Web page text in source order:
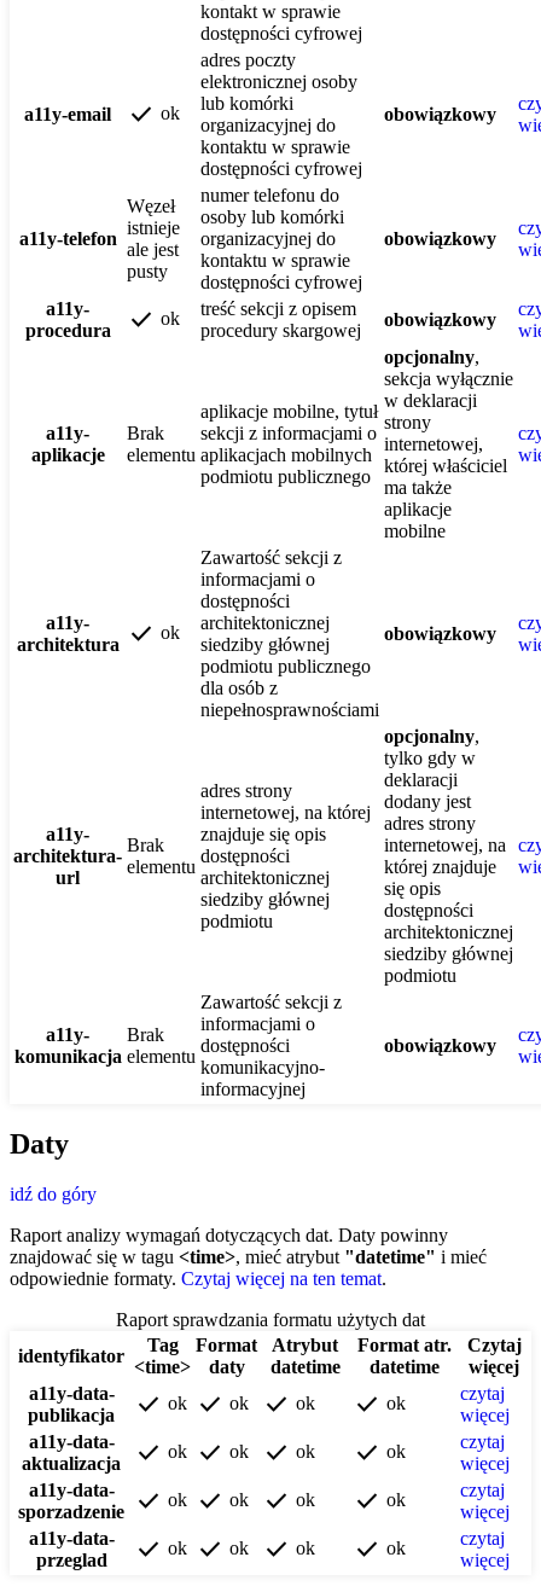
kontakt w sprawie
dostępności cyfrowej
a11y-email check ok
adres poczty
elektronicznej osoby
lub komórki
organizacyjnej do
kontaktu w sprawie
dostępności cyfrowej
obowiązkowy
a11y-telefon
Węzeł
istnieje
ale jest
pusty
numer telefonu do
osoby lub komórki
organizacyjnej do
kontaktu w sprawie
dostępności cyfrowej
obowiązkowy
a11y-
procedura
check ok
treść sekcji z opisem
procedury skargowej
obowiązkowy
a11y-
aplikacje
Brak
elementu
aplikacje mobilne, tytuł
sekcji z informacjami o
aplikacjach mobilnych
podmiotu publicznego
opcjonalny,
sekcja wyłącznie
w deklaracji
strony
internetowej,
której właściciel
ma także
aplikacje
mobilne
a11y-
architektura
check ok
Zawartość sekcji z
informacjami o
dostępności
architektonicznej
siedziby głównej
podmiotu publicznego
dla osób z
niepełnosprawnościami
obowiązkowy
a11y-
architektura-
url
Brak
elementu
adres strony
internetowej, na której
znajduje się opis
dostępności
architektonicznej
siedziby głównej
podmiotu
opcjonalny,
tylko gdy w
deklaracji
dodany jest
adres strony
internetowej, na
której znajduje
się opis
dostępności
architektonicznej
siedziby głównej
podmiotu
a11y-
komunikacja
Brak
elementu
Zawartość sekcji z
informacjami o
dostępności
komunikacyjno-
informacyjnej
obowiązkowy
Daty
idź do góry
Raport analizy wymagań dotyczących dat. Daty powinny
znajdować się w tagu <time>, mieć atrybut "datetime" i mieć
odpowiednie formaty. Czytaj więcej na ten temat.
Raport sprawdzania formatu użytych dat
identyfikator
Tag
<time>
Format
daty
Atrybut
datetime
Format atr.
datetime
Czytaj
więcej
a11y-data-
publikacja
check ok check ok check ok check ok
czytaj
więcej
a11y-data-
aktualizacja
check ok check ok check ok check ok
czytaj
więcej
a11y-data-
sporzadzenie
check ok check ok check ok check ok
czytaj
więcej
a11y-data-
przeglad
check ok check ok check ok check ok
czytaj
więcej